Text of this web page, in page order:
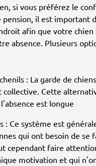
si vous préférez le
pension, il est important
afin que votre chien
absence. Plusieurs
: La garde de
collective. Cette
est longue
: Ce système est
qui ont besoin de se
cependant faire
motivation et qui